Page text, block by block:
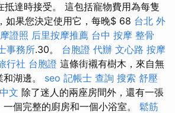
達時接受。 這包括寵物費用為每隻
如果您決定使用它，每晚$ 68 台北 外
證照 后里按摩推薦 台中 按摩 整骨
事務所.30。 台胞證 代辦 文心路 按摩
行社 台胞證 這條街襯有樹木，來自無
湖邊。 seo 記帳士 查詢 搜索 舒壓
文 除了迷人的兩座房間外，還有一張
個完整的廚房和一個小浴室。 鬆筋